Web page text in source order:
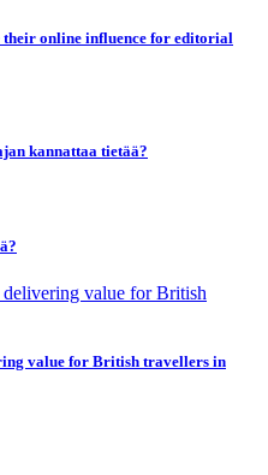
their online influence for editorial
kannattaa tietää?
value for British travellers in